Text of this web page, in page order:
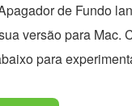
de Fundo
versão para Mac.
para